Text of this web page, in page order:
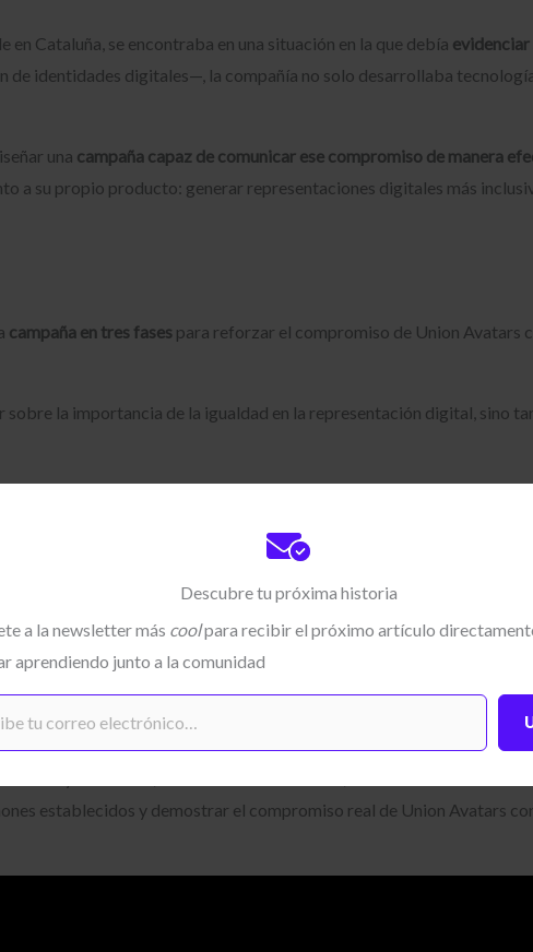
Descubre tu próxima historia
a la newsletter más coolpara recibir el próximo artículo
aprendiendo junto a la comunidad
Cataluña, se encontraba en una situación en la que debía
identidades digitales—, la compañía no solo desarrollaba
una campaña capaz de comunicar ese compromiso de manera
a su propio producto: generar representaciones digitales más
campaña en tres fases para reforzar el compromiso de Union Avatars
sobre la importancia de la igualdad en la representación digital, sino
sentían cómodos con las opciones de representación disponibles,
las mujeres respecto a sus identidades digitales.
el propio 8M para profundizar en estas diferencias.
mejorar la situación y fomentar la paridad.
y moda digital, destacando soluciones y nuevas tendencias que
y desarrollo, creamos un nuevo avatar, Amara.
establecidos y demostrar el compromiso real de Union Avatars